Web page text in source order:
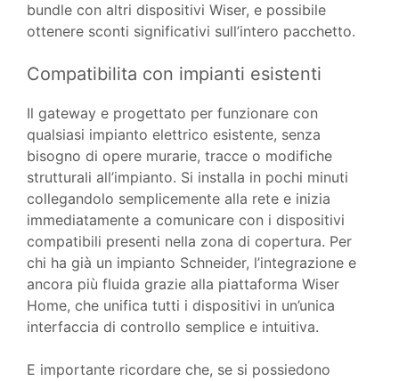
bundle con altri dispositivi Wiser, e possibile
ottenere sconti significativi sull’intero pacchetto.
Compatibilita con impianti esistenti
Il gateway e progettato per funzionare con
qualsiasi impianto elettrico esistente, senza
bisogno di opere murarie, tracce o modifiche
strutturali all’impianto. Si installa in pochi minuti
collegandolo semplicemente alla rete e inizia
immediatamente a comunicare con i dispositivi
compatibili presenti nella zona di copertura. Per
chi ha già un impianto Schneider, l’integrazione e
ancora più fluida grazie alla piattaforma Wiser
Home, che unifica tutti i dispositivi in un’unica
interfaccia di controllo semplice e intuitiva.
E importante ricordare che, se si possiedono